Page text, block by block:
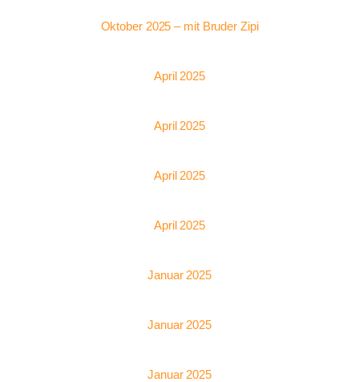
Oktober 2025 – mit Bruder Zipi
April 2025
April 2025
April 2025
April 2025
Januar 2025
Januar 2025
Januar 2025